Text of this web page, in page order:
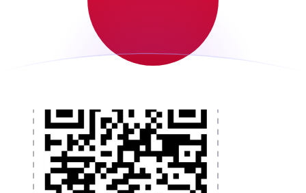
l'argent à l'étranger sans frais cachés. Téléchargez
l'application dès aujourd'hui !